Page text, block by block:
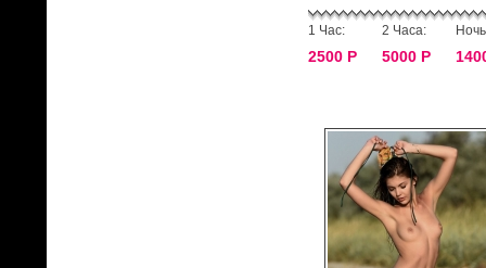
1 Час:
2500 Р
2 Часа:
5000 Р